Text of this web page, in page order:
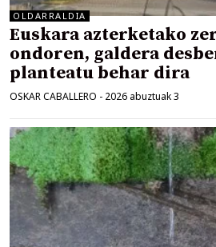
OLDARRALDIA
Euskara azterketako
ondoren, galdera
planteatu behar dira
OSKAR CABALLERO - 2026 abuztuak 3